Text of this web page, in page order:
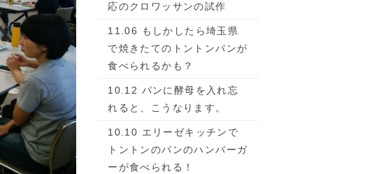
応のクロワッサンの試作
11.06 もしかしたら埼玉県
で焼きたてのトントンパンが
食べられるかも？
10.12 パンに酵母を入れ忘
れると、こうなります。
10.10 エリーゼキッチンで
トントンのパンのハンバーガ
ーが食べられる！